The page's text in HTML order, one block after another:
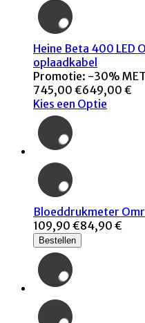
Heine Beta 400 LED
oplaadkabel
Promotie: -30%
745,00 €649,00 €
Kies een Optie
Bloeddrukmeter
109,90 €84,90 €
Bestellen